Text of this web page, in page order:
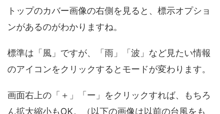
トップのカバー画像の右側を見ると、標示オプショ
ンがあるのがわかりますね。
標準は「風」ですが、「雨」「波」など見たい情報
のアイコンをクリックするとモードが変わります。
画面右上の「＋」「ー」をクリックすれば、もちろ
ん拡大縮小もOK。（以下の画像は以前の台風をも